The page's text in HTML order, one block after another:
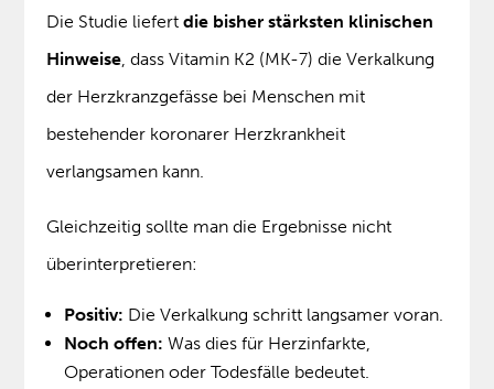
Die Studie liefertdie bisher stärksten klinischen
Hinweise, dass Vitamin K2 (MK-7) die Verkalkung
der Herzkranzgefässe bei Menschen mit
bestehender koronarer Herzkrankheit
verlangsamen kann.
Gleichzeitig sollte man die Ergebnisse nicht
überinterpretieren:
Positiv: Die Verkalkung schritt langsamer voran.
Noch offen: Was dies für Herzinfarkte,
Operationen oder Todesfälle bedeutet.